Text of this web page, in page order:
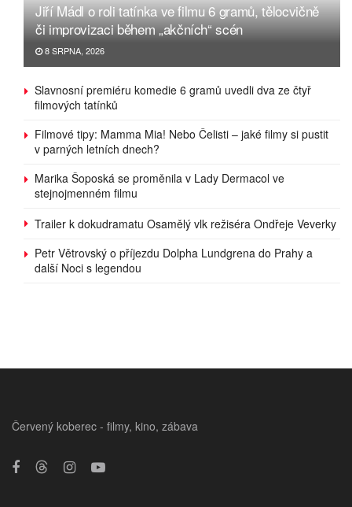
Jiří Mádl o roli tatínka ve filmu 6 gramů, tělocvičně
či improvizaci během „akčních“ scén
8 SRPNA, 2026
Slavnosní premiéru komedie 6 gramů uvedli dva ze čtyř
filmových tatínků
Filmové tipy: Mamma Mia! Nebo Čelisti – jaké filmy si pustit
v parných letních dnech?
Marika Šoposká se proměnila v Lady Dermacol ve
stejnojmenném filmu
Trailer k dokudramatu Osamělý vlk režiséra Ondřeje Veverky
Petr Větrovský o příjezdu Dolpha Lundgrena do Prahy a
další Noci s legendou
Červený koberec - filmy, kino, zábava